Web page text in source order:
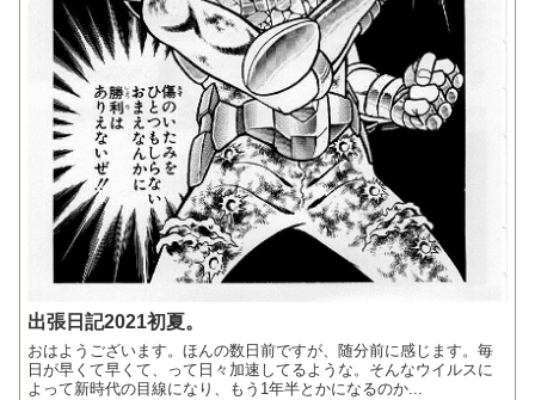
出張日記2021初夏。
おはようございます。ほんの数日前ですが、随分前に感じます。毎
日が早くて早くて、って日々加速してるような。そんなウイルスに
よって新時代の目線になり、もう1年半とかになるのか...